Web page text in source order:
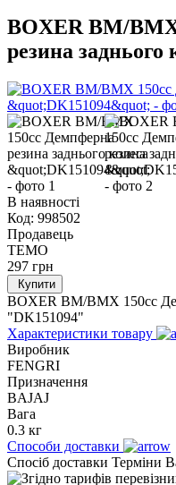
BOXER BM/
резина
В наявності
Код: 998502
Продавець
TEMO
297 грн
Купити
BOXER BM/ВМX 150cc
"DK151094"
Характеристики товару
Виробник
FENGRI
Призначення
BAJAJ
Вага
0.3 кг
Способи доставки
Спосіб доставки Терміни